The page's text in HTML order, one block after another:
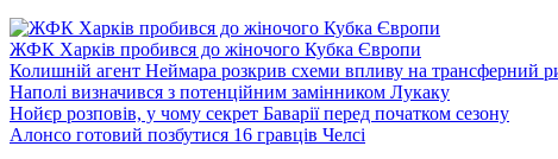
ЖФК Харків пробився до жіночого Кубка Європи
Колишній агент Неймара розкрив схеми впливу на трансферний
Наполі визначився з потенційним замінником Лукаку
Нойєр розповів, у чому секрет Баварії перед початком сезону
Алонсо готовий позбутися 16 гравців Челсі